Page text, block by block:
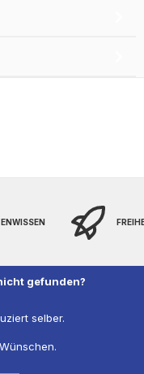
gefunden?
selber.